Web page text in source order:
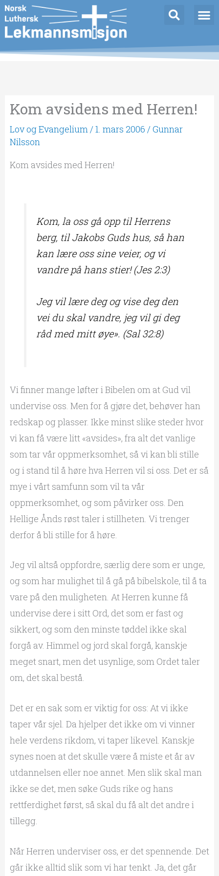
Hopp
rett
til
innholdet
Kom avsidens med Herren!
Lov og Evangelium /1. mars 2006 /Gunnar
Nilsson
Kom avsides med Herren!
Kom, la oss gå opp til Herrens
berg, til Jakobs Guds hus, så han
kan lære oss sine veier, og vi
vandre på hans stier! (Jes 2:3)
Jeg vil lære deg og vise deg den
vei du skal vandre, jeg vil gi deg
råd med mitt øye». (Sal 32:8)
Vi finner mange løfter i Bibelen om at Gud vil
undervise oss. Men for å gjøre det, behøver han
redskap og plasser. Ikke minst slike steder hvor
vi kan få være litt «avsides», fra alt det vanlige
som tar vår oppmerksomhet, så vi kan bli stille
og i stand til å høre hva Herren vil si oss. Det er så
mye i vårt samfunn som vil ta vår
oppmerksomhet, og som påvirker oss. Den
Hellige Ånds røst taler i stillheten. Vi trenger
derfor å bli stille for å høre.
Jeg vil altså oppfordre, særlig dere som er unge,
og som har mulighet til å gå på bibelskole, til å ta
vare på den muligheten. At Herren kunne få
undervise dere i sitt Ord, det som er fast og
sikkert, og som den minste tøddel ikke skal
forgå av. Himmel og jord skal forgå, kanskje
meget snart, men det usynlige, som Ordet taler
om, det skal bestå.
Det er en sak som er viktig for oss: At vi ikke
taper vår sjel. Da hjelper det ikke om vi vinner
hele verdens rikdom, vi taper likevel. Kanskje
synes noen at det skulle være å miste et år av
utdannelsen eller noe annet. Men slik skal man
ikke se det, men søke Guds rike og hans
rettferdighet først, så skal du få alt det andre i
tillegg.
Når Herren underviser oss, er det spennende. Det
går ikke alltid slik som vi har tenkt. Ja, det går